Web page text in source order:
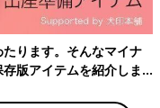
ります。そんなマイナ
版アイテムを紹介しま